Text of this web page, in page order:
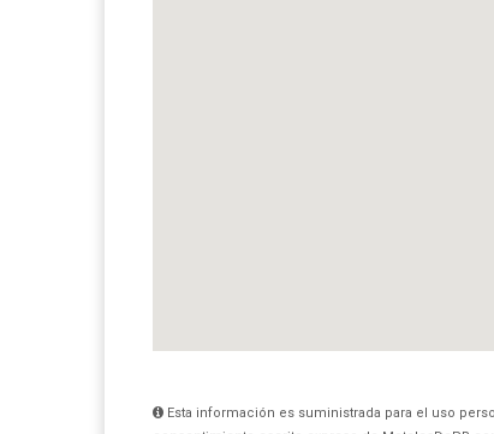
Esta información es suministrada para el uso